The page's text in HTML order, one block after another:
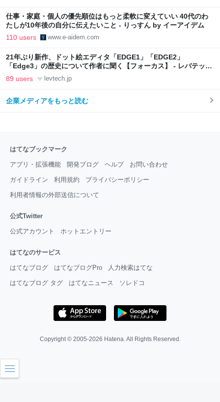
仕事・家庭・個人の優先順位はもっと柔軟に変えていい 40代のわ
たしが10年後の自分に伝えたいこと - りっすん by イーアイデム
110 users www.e-aidem.com
21年ぶり新作、ドット絵エディタ「EDGE1」「EDGE2」
「Edge3」の歴史について作者に聞く【フォーカス】 - レバテック
LAB
89 users levtech.jp
企業メディアをもっと読む
はてなブックマーク
アプリ・拡張機能 開発ブログ ヘルプ お問い合わせ
ガイドライン 利用規約 プライバシーポリシー
利用者情報の外部送信について
公式Twitter
公式アカウント ホットエントリー
はてなのサービス
はてなブログ はてなブログPro 人力検索はてな
はてなブログ タグ はてなニュース ソレドコ
Copyright © 2005-2026 Hatena. All Rights Reserved.